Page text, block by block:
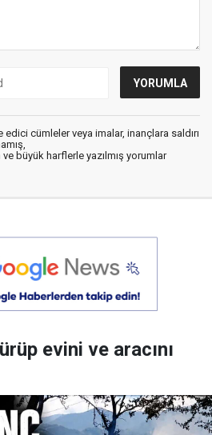
cümleler veya imalar, inançlara saldırı
büyük harflerle yazılmış yorumlar
evini ve aracını